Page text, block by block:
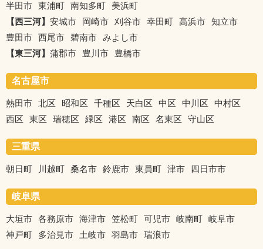
半田市 東浦町 南知多町
美浜町
【西三河】 安城市 岡崎市 刈谷市 幸田町 高浜市 知立市
豊田市 西尾市 碧南市 みよし市
【東三河】 蒲郡市 豊川市 豊橋市
名古屋市
熱田市 北区 昭和区 千種区 天白区 中区 中川区
中村区
西区
東区 瑞穂区 緑区 港区 南区 名東区 守山区
三重県
朝日町 川越町 桑名市 鈴鹿市 東員町 津市 四日市市
岐阜県
大垣市 各務原市 海津市 笠松町 可児市 岐南町 岐阜市
神戸町
多治見市 土岐市 羽島市 瑞浪市